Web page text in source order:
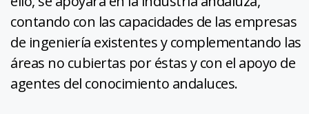
contando con las capacidades de las empresas
de ingeniería existentes y complementando las
áreas no cubiertas por éstas y con el apoyo de
agentes del conocimiento andaluces.